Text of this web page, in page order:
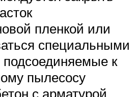
пленкой или
специальными
к
пылесосу
с арматурой